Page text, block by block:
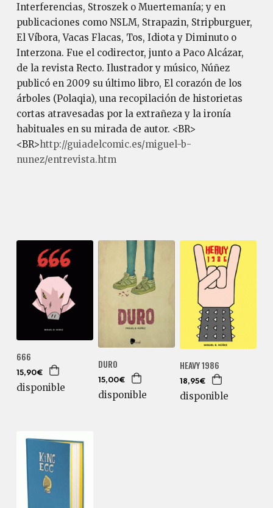
Interferencias, Stroszek o Muertemanía; y en
publicaciones como NSLM, Strapazin, Stripburguer,
El Víbora, Vacas Flacas, Tos, Idiota y Diminuto o
Interzona. Fue el codirector, junto a Paco Alcázar,
de la revista Recto. Ilustrador y músico, Núñez
publicó en 2009 su último libro, El corazón de los
árboles (Polaqia), una recopilación de historietas
cortas atravesadas por la extrañeza y la ironía
habituales en su mirada de autor. <BR>
<BR>http://guiadelcomic.es/miguel-b-
nunez/entrevista.htm
666
15,90€
disponible
DURO
15,00€
disponible
HEAVY 1986
18,95€
disponible